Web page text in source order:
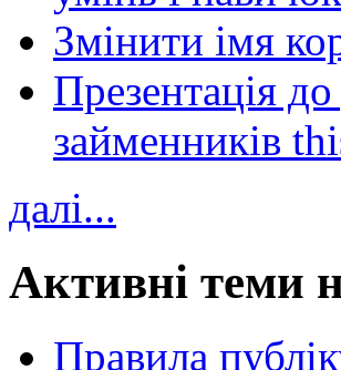
Змінити імя
Презентація
займенників
далі...
Активні теми
Правила